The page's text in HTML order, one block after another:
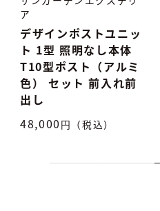
ア
デザインポストユニッ
ト 1型 照明なし本体
T10型ポスト（アルミ
色） セット 前入れ前
出し
48,000 円（税込）